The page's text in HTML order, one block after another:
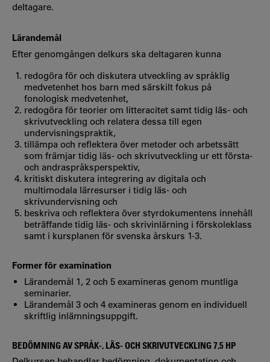
deltagare.
Lärandemål
Efter genomgången delkurs ska deltagaren kunna
redogöra för och diskutera utveckling av språklig
medvetenhet hos barn med särskilt fokus på
fonologisk medvetenhet,
redogöra för teorier om litteracitet samt tidig läs- och
skrivutveckling och relatera dessa till egen
undervisningspraktik,
tillämpa och reflektera över metoder och arbetssätt
som främjar tidig läs- och skrivutveckling ur ett första-
och andraspråksperspektiv,
kritiskt diskutera integrering av digitala och
multimodala lärresurser i tidig läs- och
skrivundervisning och
beskriva och reflektera över styrdokumentens innehåll
beträffande tidig läs- och skrivinlärning i förskoleklass
samt i kursplanen för svenska årskurs 1-3.
Former för examination
Lärandemål 1, 2 och 5 examineras genom muntliga
seminarier.
Lärandemål 3 och 4 examineras genom en individuell
skriftlig inlämningsuppgift.
BEDÖMNING AV SPRÅK-, LÄS- OCH SKRIVUTVECKLING 7,5 HP